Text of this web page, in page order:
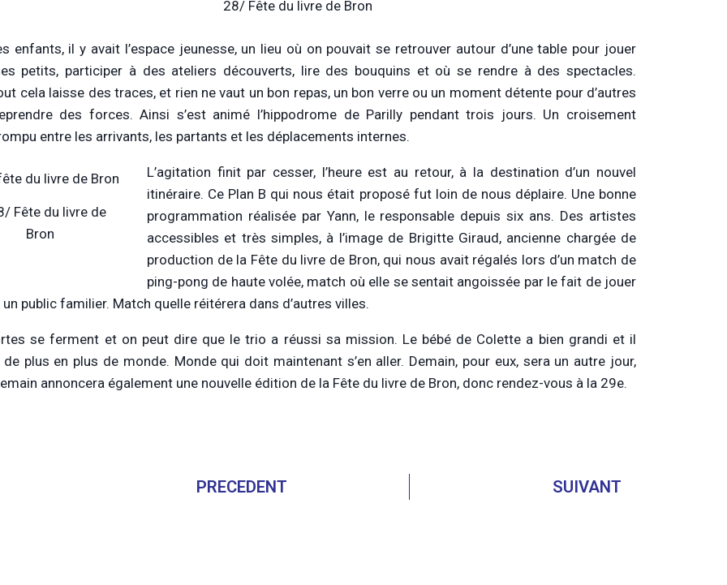
28/ Fête du livre de Bron
enfants, il y avait l’espace jeunesse, un lieu où on pouvait se retrouver autour d’une table pour jouer
petits, participer à des ateliers découverts, lire des bouquins et où se rendre à des spectacles.
cela laisse des traces, et rien ne vaut un bon repas, un bon verre ou un moment détente pour d’autres
des forces. Ainsi s’est animé l’hippodrome de Parilly pendant trois jours. Un croisement
entre les arrivants, les partants et les déplacements internes.
Fête du livre de
Bron
L’agitation finit par cesser, l’heure est au retour, à la destination d’un nouvel
itinéraire. Ce Plan B qui nous était proposé fut loin de nous déplaire. Une bonne
programmation réalisée par Yann, le responsable depuis six ans. Des artistes
accessibles et très simples, à l’image de Brigitte Giraud, ancienne chargée de
production de la Fête du livre de Bron, qui nous avait régalés lors d’un match de
ping-pong de haute volée, match où elle se sentait angoissée par le fait de jouer
public familier. Match quelle réitérera dans d’autres villes.
se ferment et on peut dire que le trio a réussi sa mission. Le bébé de Colette a bien grandi et il
plus en plus de monde. Monde qui doit maintenant s’en aller. Demain, pour eux, sera un autre jour,
annoncera également une nouvelle édition de la Fête du livre de Bron, donc rendez-vous à la 29e.
PRECEDENT SUIVANT